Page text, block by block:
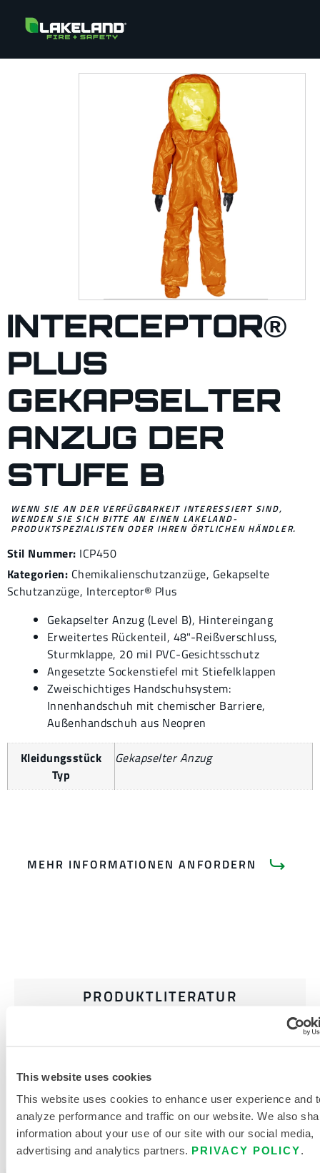
This website uses cookies
This website uses cookies to enhance user experience and
analyze performance and traffic on our website. We also
information about your use of our site with our social media,
advertising and analytics partners. PRIVACY POLICY.
INTERCEPTOR®
PLUS
GEKAPSELTER
ANZUG DER
STUFE B
WENN SIE AN DER VERFÜGBARKEIT INTERESSIERT SIND,
WENDEN SIE SICH BITTE AN EINEN LAKELAND-
PRODUKTSPEZIALISTEN ODER IHREN ÖRTLICHEN HÄNDLER.
Stil Nummer: ICP450
Kategorien: Chemikalienschutzanzüge, Gekapselte
Schutzanzüge, Interceptor® Plus
Gekapselter Anzug (Level B), Hintereingang
Erweitertes Rückenteil, 48"-Reißverschluss,
Sturmklappe, 20 mil PVC-Gesichtsschutz
Angesetzte Sockenstiefel mit Stiefelklappen
Zweischichtiges Handschuhsystem:
Innenhandschuh mit chemischer Barriere,
Außenhandschuh aus Neopren
Kleidungsstück
Typ
Gekapselter Anzug
MEHR INFORMATIONEN ANFORDERN
PRODUKTLITERATUR
Verfügbar in diesen Verkaufsregionen: CHINA, ASIEN.